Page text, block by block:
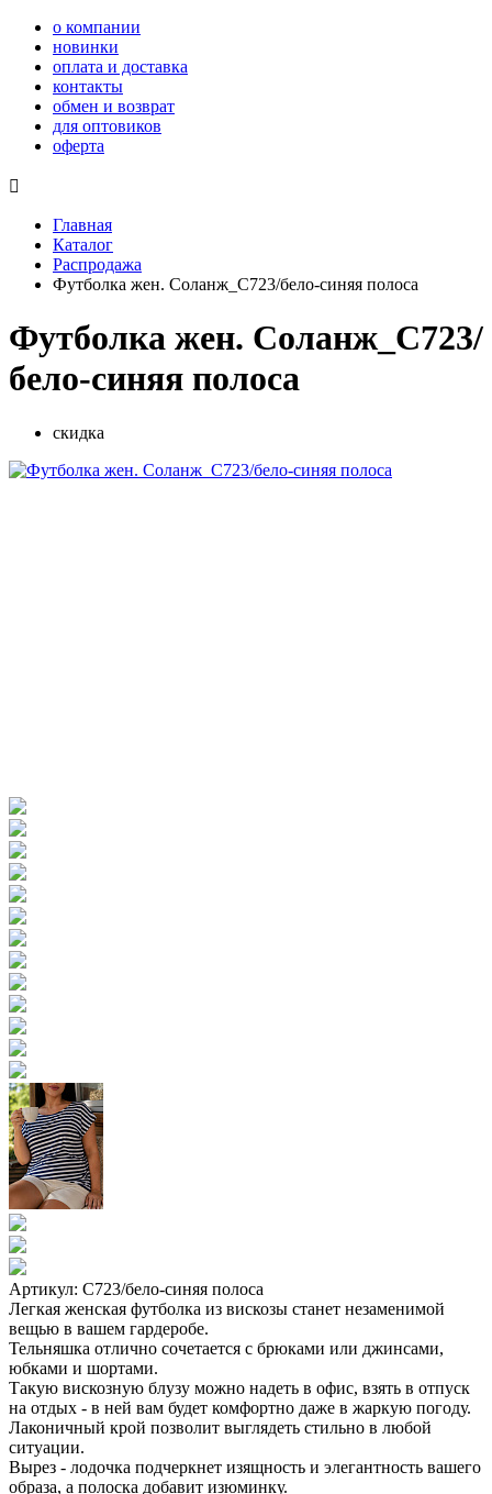
о компании
новинки
оплата и доставка
контакты
обмен и возврат
для оптовиков
оферта

Главная
Каталог
Распродажа
Футболка жен. Соланж_С723/бело-синяя полоса
Футболка жен. Соланж_С723/
бело-синяя полоса
скидка
Артикул: С723/бело-синяя полоса
Легкая женская футболка из вискозы станет незаменимой
вещью в вашем гардеробе.
Тельняшка отлично сочетается с брюками или джинсами,
юбками и шортами.
Такую вискозную блузу можно надеть в офис, взять в отпуск
на отдых - в ней вам будет комфортно даже в жаркую погоду.
Лаконичный крой позволит выглядеть стильно в любой
ситуации.
Вырез - лодочка подчеркнет изящность и элегантность вашего
образа, а полоска добавит изюминку.